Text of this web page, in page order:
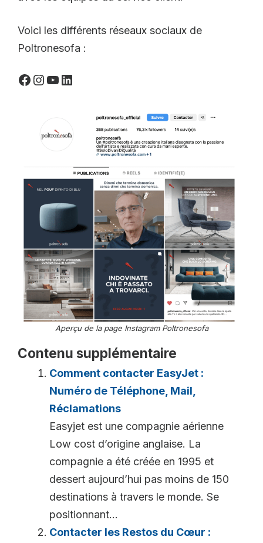
Voici les différents réseaux sociaux de
Poltronesofa :
Facebook
Instagram
YouTube
LinkedIn
Aperçu de la page Instagram Poltronesofa
Contenu supplémentaire
Comment contacter EasyJet :
Numéro de Téléphone, Mail,
Réclamations
Easyjet est une compagnie aérienne
Low cost d’origine anglaise. La
compagnie a été créée en 1995 et
dessert aujourd’hui pas moins de 150
destinations à travers le monde. Se
positionnant...
Contacter les Restos du Cœur :